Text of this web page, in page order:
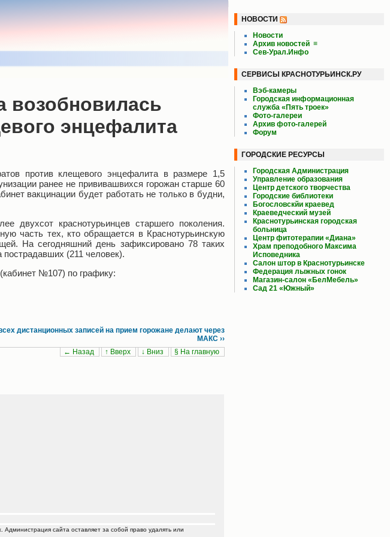
возобновилась
энцефалита
против клещевого энцефалита в размере 1,5
ранее не прививашвихся горожан старше 60
вакцинации будет работать не только в будни,
двухсот краснотурьинцев старшего поколения.
часть тех, кто обращается в Краснотурьинскую
На сегодняшний день зафиксировано 78 таких
(211 человек).
№107) по графику:
дистанционных записей на прием горожане делают через
МАКС ››
← Назад
↑ Вверх ↓ Вниз § На главную
сайта оставляет за собой право удалять или
НОВОСТИ
Новости
Архив новостей ≡
Сев-Урал.Инфо
СЕРВИСЫ КРАСНОТУРЬИНСК.РУ
Вэб-камеры
Городская информационная
служба «Пять троек»
Фото-галереи
Архив фото-галерей
Форум
ГОРОДСКИЕ РЕСУРСЫ
Городская Администрация
Управление образования
Центр детского творчества
Городские библиотеки
Богословскйи краевед
Краеведческий музей
Краснотурьинская городская
больница
Центр фитотерапии «Диана»
Храм преподобного Максима
Исповедника
Салон штор в Краснотурьинске
Федерация лыжных гонок
Магазин-салон «БелМебель»
Сад 21 «Южный»